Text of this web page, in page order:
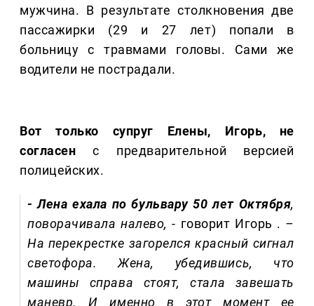
мужчина. В результате столкновения две
пассажирки (29 и 27 лет) попали в
больницу с травмами головы. Сами же
водители не пострадали.
Вот только супруг Елены, Игорь, не
согласен с предварительной версией
полицейских.
- Лена ехала по бульвару 50 лет Октября,
поворачивала налево, - говорит Игорь . –
На перекрестке загорелся красный сигнал
светофора. Жена, убедившись, что
машины справа стоят, стала завешать
маневр. И именно в этот момент ее